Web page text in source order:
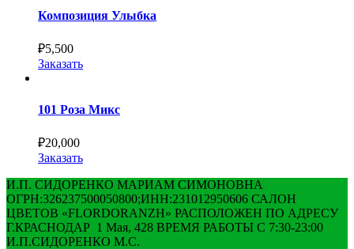
Композиция Улыбка
₽5,500
Заказать
101 Роза Микс
₽20,000
Заказать
И.П. СИДОРЕНКО МАРИАМ СИМОНОВНА
ОГРН:326237500050800;ИНН:231012950606 САЛОН
ЦВЕТОВ «FLORDORANZH» РАСПОЛОЖЕН ПО АДРЕСУ
Г.КРАСНОДАР 1 Мая, 428 ВРЕМЯ РАБОТЫ С 7:30-23:00
И.П.СИДОРЕНКО М.С.